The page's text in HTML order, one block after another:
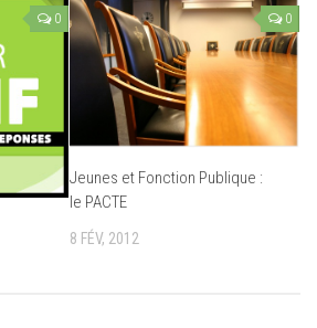
0 0
Jeunes et Fonction Publique :
le PACTE
8 FÉV, 2012